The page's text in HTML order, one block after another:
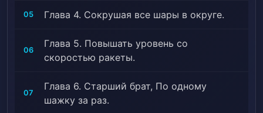
05 Глава 4. Сокрушая все шары в округе.
06
Глава 5. Повышать уровень со
скоростью ракеты.
07
Глава 6. Старший брат, По одному
шажку за раз.